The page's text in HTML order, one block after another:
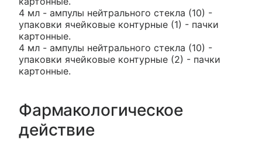
4 мл - ампулы нейтрального стекла (10) -
упаковки ячейковые контурные (1) - пачки
картонные.
4 мл - ампулы нейтрального стекла (10) -
упаковки ячейковые контурные (2) - пачки
картонные.
Фармакологическое
действие